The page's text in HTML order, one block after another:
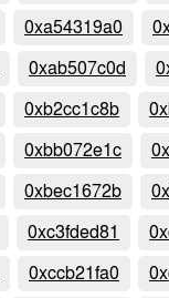
0xa54319a0
0xab507c0d
0xb2cc1c8b
0xbb072e1c
0xbec1672b
0xc3fded81
0xccb21fa0